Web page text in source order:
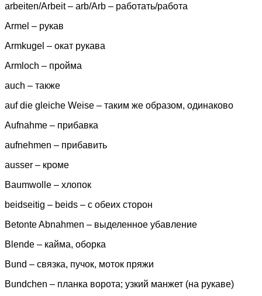
arbeiten/Arbeit – arb/Arb – работать/работа
Armel – рукав
Armkugel – окат рукава
Armloch – пройма
auch – также
auf die gleiche Weise – таким же образом, одинаково
Aufnahme – прибавка
aufnehmen – прибавить
ausser – кроме
Baumwolle – хлопок
beidseitig – beids – с обеих сторон
Betonte Abnahmen – выделенное убавление
Blende – кайма, оборка
Bund – связка, пучок, моток пряжи
Bundchen – планка ворота; узкий манжет (на рукаве)